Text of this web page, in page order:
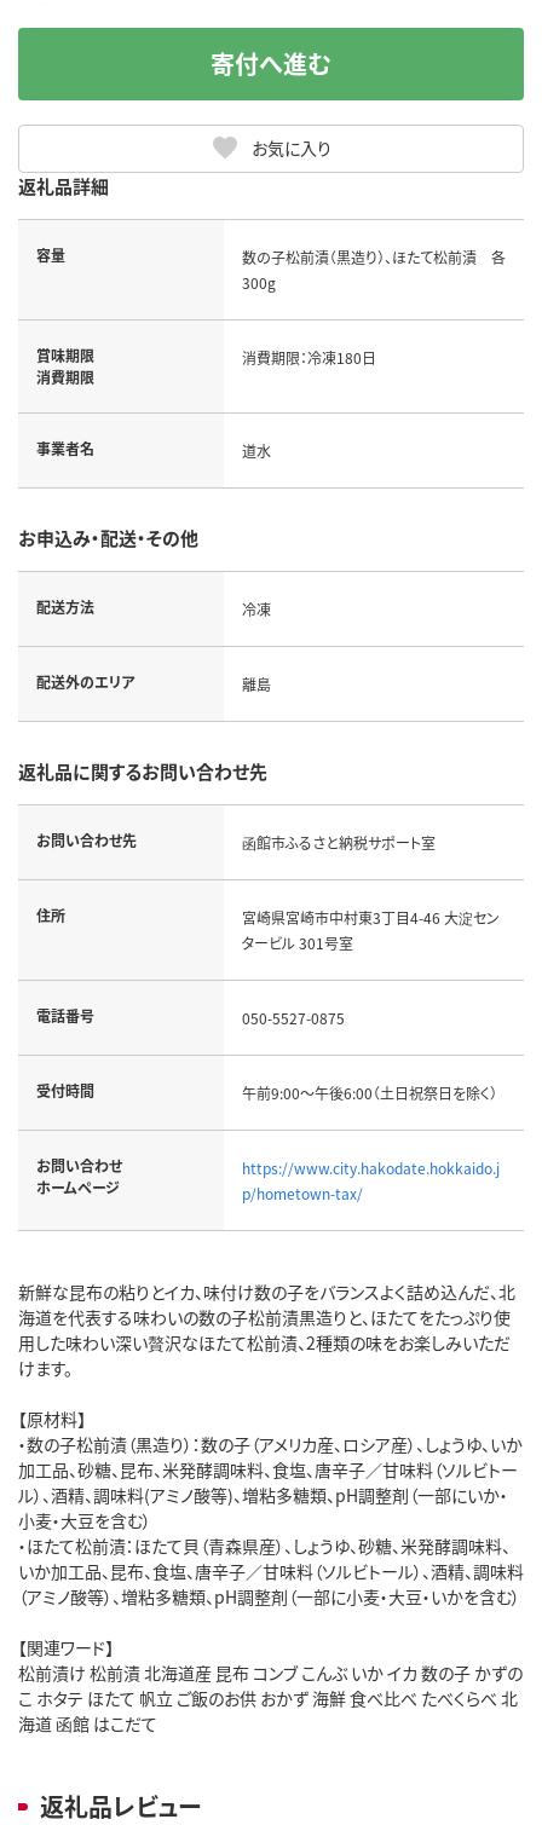
お気に入り
寄付へ進む
返礼品詳細
容量
数の子松前漬（黒造り）、ほたて松前漬 各
300g
賞味期限
消費期限
消費期限：冷凍180日
事業者名 道水
お申込み・配送・その他
配送方法 冷凍
配送外のエリア 離島
返礼品に関するお問い合わせ先
お問い合わせ先 函館市ふるさと納税サポート室
住所
宮崎県宮崎市中村東3丁目4-46 大淀セン
タービル 301号室
電話番号 050-5527-0875
受付時間 午前9:00～午後6:00（土日祝祭日を除く）
お問い合わせ
ホームページ
https://www.city.hakodate.hokkaido.j
p/hometown-tax/
新鮮な昆布の粘りとイカ、味付け数の子をバランスよく詰め込んだ、北
海道を代表する味わいの数の子松前漬黒造りと、ほたてをたっぷり使
用した味わい深い贅沢なほたて松前漬、2種類の味をお楽しみいただ
けます。
【原材料】
・数の子松前漬（黒造り）：数の子（アメリカ産、ロシア産）、しょうゆ、いか
加工品、砂糖、昆布、米発酵調味料、食塩、唐辛子／甘味料（ソルビトー
ル）、酒精、調味料(アミノ酸等)、増粘多糖類、pH調整剤（一部にいか・
小麦・大豆を含む）
・ほたて松前漬：ほたて貝（青森県産）、しょうゆ、砂糖、米発酵調味料、
いか加工品、昆布、食塩、唐辛子／甘味料（ソルビトール）、酒精、調味料
（アミノ酸等）、増粘多糖類、pH調整剤（一部に小麦・大豆・いかを含む）
【関連ワード】
松前漬け 松前漬 北海道産 昆布 コンブ こんぶ いか イカ 数の子 かずの
こ ホタテ ほたて 帆立 ご飯のお供 おかず 海鮮 食べ比べ たべくらべ 北
海道 函館 はこだて
返礼品レビュー